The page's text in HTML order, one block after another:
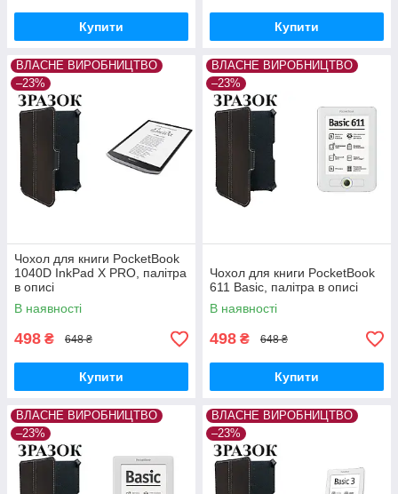
Купити Купити
ВЛАСНЕ ВИРОБНИЦТВО
–23%
Чохол для книги PocketBook
1040D InkPad X PRO, палітра
в описі
В наявності
498 ₴ 648 ₴
Купити
ВЛАСНЕ ВИРОБНИЦТВО
–23%
Чохол для книги PocketBook
611 Basic, палітра в описі
В наявності
498 ₴ 648 ₴
Купити
ВЛАСНЕ ВИРОБНИЦТВО
–23%
ВЛАСНЕ ВИРОБНИЦТВО
–23%